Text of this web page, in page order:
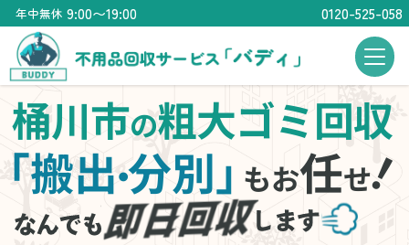
年中無休 9:00〜19:00 0120-525-058
桶川市の粗大ゴミ回収
搬出・分別」もお任せ